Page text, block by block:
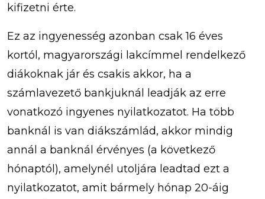
kifizetni érte.
Ez az ingyenesség azonban csak 16 éves
kortól, magyarországi lakcímmel rendelkező
diákoknak jár és csakis akkor, ha a
számlavezető bankjuknál leadják az erre
vonatkozó ingyenes nyilatkozatot. Ha több
banknál is van diákszámlád, akkor mindig
annál a banknál érvényes (a következő
hónaptól), amelynél utoljára leadtad ezt a
nyilatkozatot, amit bármely hónap 20-áig